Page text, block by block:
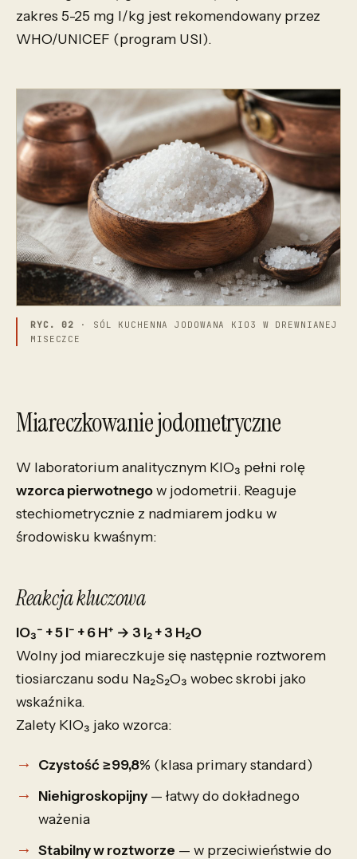
zakres 5-25 mg I/kg jest rekomendowany przez
WHO/UNICEF (program USI).
RYC. 02 · SÓL KUCHENNA JODOWANA KIO3 W DREWNIANEJ
MISECZCE
Miareczkowanie jodometryczne
W laboratorium analitycznym KIO₃ pełni rolę
wzorca pierwotnegow jodometrii. Reaguje
stechiometrycznie z nadmiarem jodku w
środowisku kwaśnym:
Reakcja kluczowa
IO₃⁻ + 5 I⁻ + 6 H⁺ → 3 I₂ + 3 H₂O
Wolny jod miareczkuje się następnie roztworem
tiosiarczanu sodu Na₂S₂O₃ wobec skrobi jako
wskaźnika.
Zalety KIO₃ jako wzorca:
Czystość ≥99,8% (klasa primary standard)
Niehigroskopijny— łatwy do dokładnego
ważenia
Stabilny w roztworze — w przeciwieństwie do